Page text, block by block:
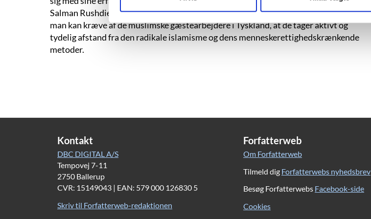
Salman Rushdie og Ayaan Hirsi Ali. Med afsæt i sin egen historie mener Müller godt,
man kan kræve af de muslimske gæstearbejdere i Tyskland, at de tager aktivt og
tydelig afstand fra den radikale islamisme og dens menneskerettighedskrænkende
metoder.
Kontakt
DBC DIGITAL A/S
Tempovej 7-11
2750 Ballerup
CVR: 15149043 | EAN: 579 000 126830 5
Skriv til Forfatterweb-redaktionen
Forfatterweb
Om Forfatterweb
Tilmeld dig Forfatterwebs nyhedsbrev
Besøg Forfatterwebs Facebook-side
Cookies